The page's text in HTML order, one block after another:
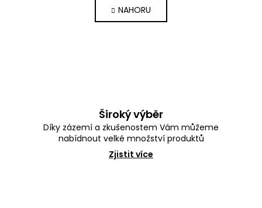
l
á
y
v
ý
p
n
k
NAHORU
Široký výběr
Díky zázemí a zkušenostem Vám můžeme
nabídnout velké množství produktů
Zjistit více